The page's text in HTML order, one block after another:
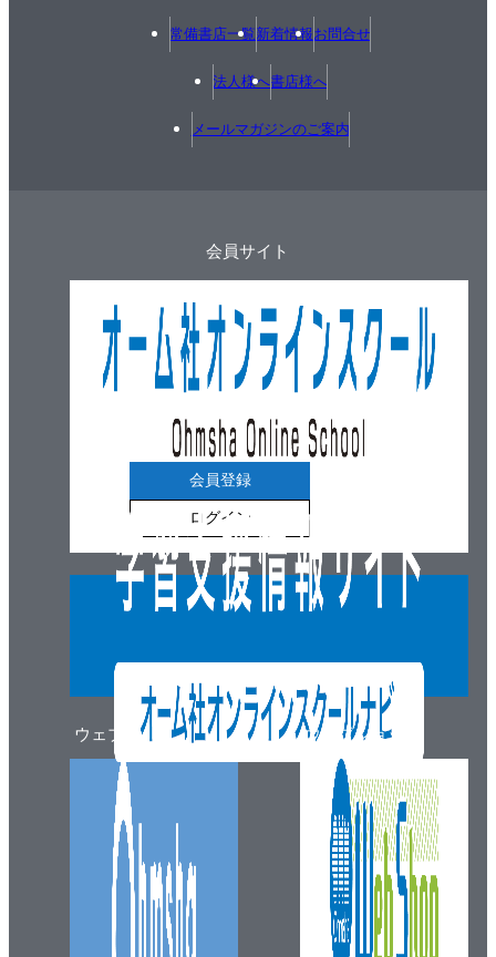
常備書店一覧新着情報お問合せ
法人様へ書店様へ
メールマガジンのご案内
ウェブマガジン
会員サイト
会員登録
ログイン
ウェブショップ